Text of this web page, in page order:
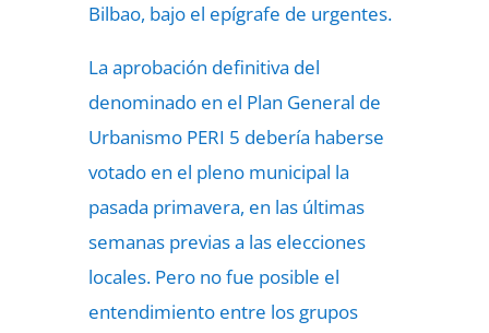
Bilbao, bajo el epígrafe de urgentes.
La aprobación definitiva del
denominado en el Plan General de
Urbanismo PERI 5 debería haberse
votado en el pleno municipal la
pasada primavera, en las últimas
semanas previas a las elecciones
locales. Pero no fue posible el
entendimiento entre los grupos